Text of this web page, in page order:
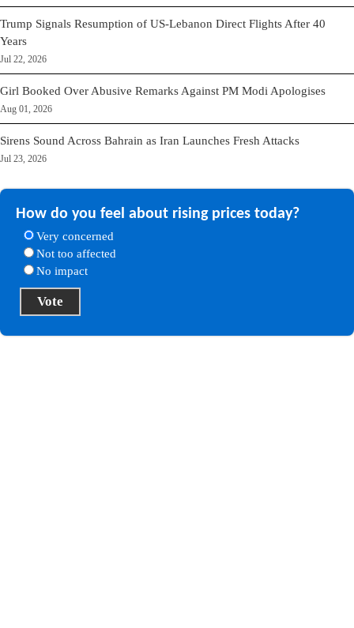
Trump Signals Resumption of US-Lebanon Direct Flights After 40
Years
Jul 22, 2026
Girl Booked Over Abusive Remarks Against PM Modi Apologises
Aug 01, 2026
Sirens Sound Across Bahrain as Iran Launches Fresh Attacks
Jul 23, 2026
How do you feel about rising prices today?
Very concerned
Not too affected
No impact